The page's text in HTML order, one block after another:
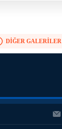
DİĞER GALERİLER